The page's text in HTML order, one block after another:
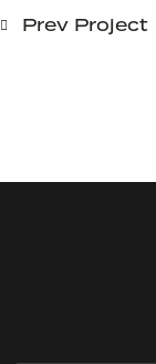
Prev Project